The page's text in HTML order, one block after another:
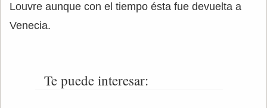
Louvre aunque con el tiempo ésta fue devuelta a
Venecia.
Te puede interesar: